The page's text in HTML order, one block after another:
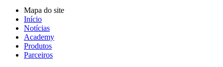
Mapa do site
Início
Notícias
Academy
Produtos
Parceiros